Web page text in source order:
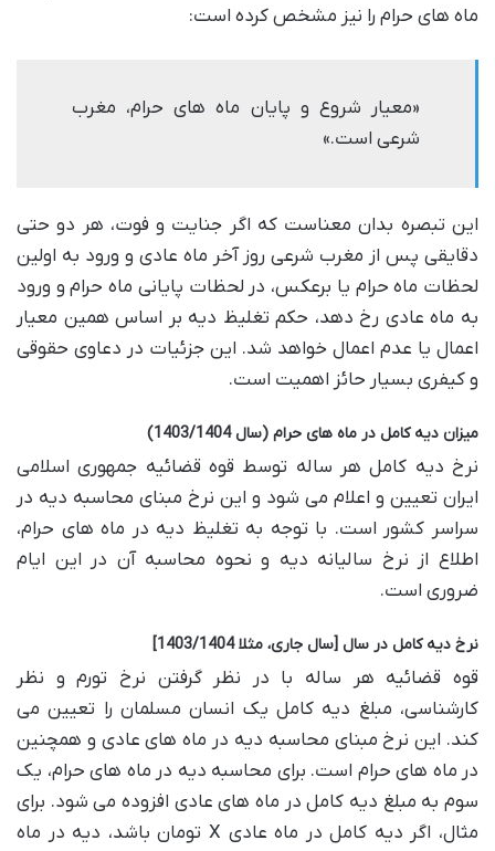
ماه های حرام را نیز مشخص کرده است:
«معیار شروع و پایان ماه های حرام، مغرب
شرعی است.»
این تبصره بدان معناست که اگر جنایت و فوت، هر دو حتی
دقایقی پس از مغرب شرعی روز آخر ماه عادی و ورود به اولین
لحظات ماه حرام یا برعکس، در لحظات پایانی ماه حرام و ورود
به ماه عادی رخ دهد، حکم تغلیظ دیه بر اساس همین معیار
اعمال یا عدم اعمال خواهد شد. این جزئیات در دعاوی حقوقی
و کیفری بسیار حائز اهمیت است.
میزان دیه کامل در ماه های حرام (سال 1403/1404)
نرخ دیه کامل هر ساله توسط قوه قضائیه جمهوری اسلامی
ایران تعیین و اعلام می شود و این نرخ مبنای محاسبه دیه در
سراسر کشور است. با توجه به تغلیظ دیه در ماه های حرام،
اطلاع از نرخ سالیانه دیه و نحوه محاسبه آن در این ایام
ضروری است.
نرخ دیه کامل در سال [سال جاری، مثلا 1403/1404]
قوه قضائیه هر ساله با در نظر گرفتن نرخ تورم و نظر
کارشناسی، مبلغ دیه کامل یک انسان مسلمان را تعیین می
کند. این نرخ مبنای محاسبه دیه در ماه های عادی و همچنین
در ماه های حرام است. برای محاسبه دیه در ماه های حرام، یک
سوم به مبلغ دیه کامل در ماه های عادی افزوده می شود. برای
مثال، اگر دیه کامل در ماه عادی X تومان باشد، دیه در ماه